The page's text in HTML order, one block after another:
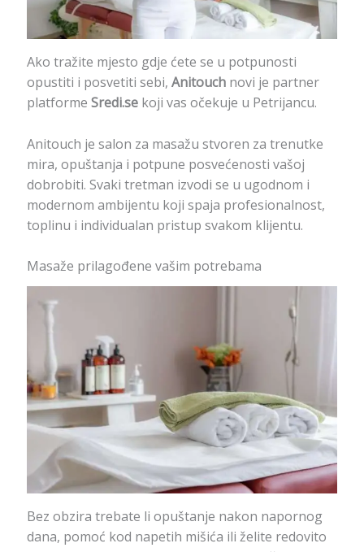
Ako tražite mjesto gdje ćete se u potpunosti
opustiti i posvetiti sebi, Anitouchnovi je partner
platforme Sredi.sekoji vas očekuje u Petrijancu.
Anitouch je salon za masažu stvoren za trenutke
mira, opuštanja i potpune posvećenosti vašoj
dobrobiti. Svaki tretman izvodi se u ugodnom i
modernom ambijentu koji spaja profesionalnost,
toplinu i individualan pristup svakom klijentu.
Masaže prilagođene vašim potrebama
Bez obzira trebate li opuštanje nakon napornog
dana, pomoć kod napetih mišića ili želite redovito